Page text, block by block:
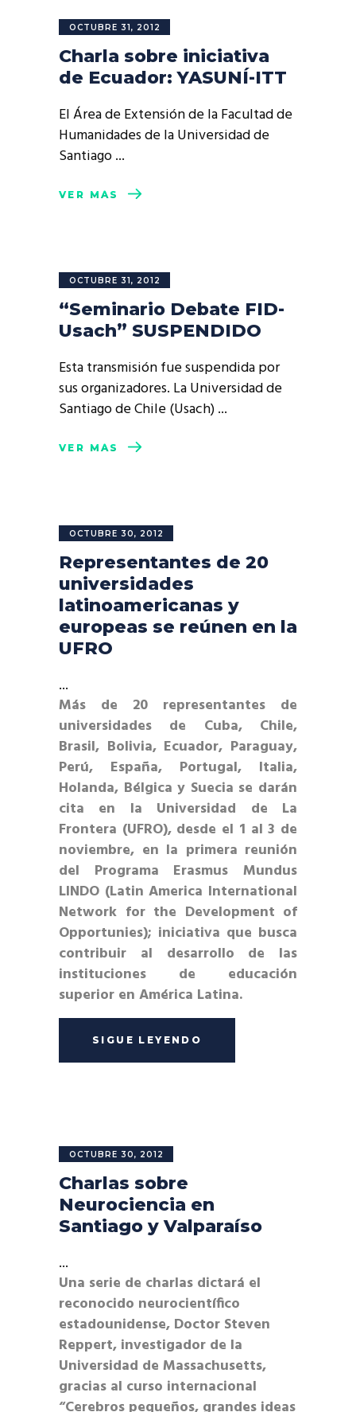
OCTUBRE 31, 2012
Charla sobre iniciativa
de Ecuador: YASUNÍ-ITT
El Área de Extensión de la Facultad de
Humanidades de la Universidad de
Santiago
VER MÁS
OCTUBRE 31, 2012
“Seminario Debate FID-
Usach” SUSPENDIDO
Esta transmisión fue suspendida por
sus organizadores. La Universidad de
Santiago de Chile (Usach)
VER MÁS
OCTUBRE 30, 2012
Representantes de 20
universidades
latinoamericanas y
europeas se reúnen en la
UFRO
Más de 20 representantes de
universidades de Cuba, Chile,
Brasil, Bolivia, Ecuador, Paraguay,
Perú, España, Portugal, Italia,
Holanda, Bélgica y Suecia se darán
cita en la Universidad de La
Frontera (UFRO), desde el 1 al 3 de
noviembre, en la primera reunión
del Programa Erasmus Mundus
LINDO (Latin America International
Network for the Development of
Opportunies); iniciativa que busca
contribuir al desarrollo de las
instituciones de educación
superior en América Latina.
SIGUE LEYENDO
OCTUBRE 30, 2012
Charlas sobre
Neurociencia en
Santiago y Valparaíso
Una serie de charlas dictará el
reconocido neurocientífico
estadounidense, Doctor Steven
Reppert, investigador de la
Universidad de Massachusetts,
gracias al curso internacional